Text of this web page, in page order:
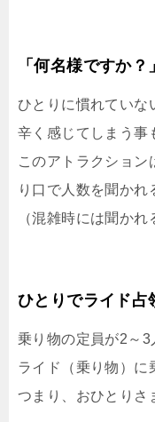
「何名様ですか
ひとりに慣れていな
辛く感じてしまう事
このアトラクション
り口で人数を聞かれ
（混雑時には聞かれ
ひとりでライド占
乗り物の定員が2～
ライド（乗り物）に
つまり、おひとりさ